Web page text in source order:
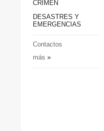
CRIMEN
DESASTRES Y
EMERGENCIAS
Contactos
más »